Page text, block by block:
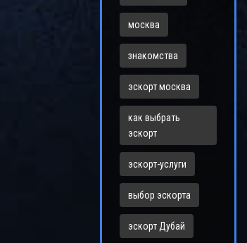
москва
знакомства
эскорт москва
как выбрать
эскорт
эскорт-услуги
выбор эскорта
эскорт Дубай